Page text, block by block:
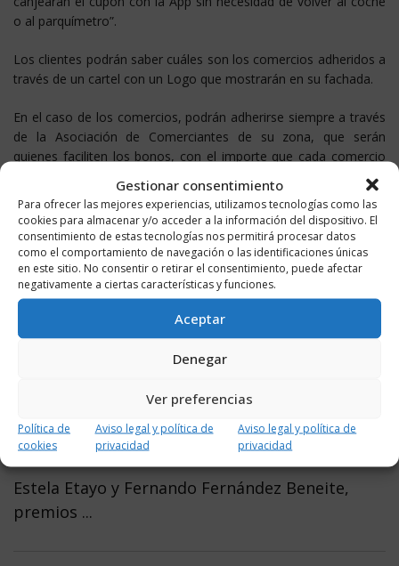
Gestionar consentimiento
Para ofrecer las mejores experiencias, utilizamos tecnologías como las
cookies para almacenar y/o acceder a la información del dispositivo. El
consentimiento de estas tecnologías nos permitirá procesar datos
como el comportamiento de navegación o las identificaciones únicas
en este sitio. No consentir o retirar el consentimiento, puede afectar
negativamente a ciertas características y funciones.
Aceptar
Denegar
Ver preferencias
Política de
cookies
Aviso legal y política de
privacidad
Aviso legal y política de
privacidad
o al parquímetro”.
Los clientes podrán saber cuáles son los comercios adheridos a
través de un cartel con un Logo que mostrarán en su fachada.
En el caso de los comercios, podrán adherirse siempre a través
de la Asociación de Comerciantes de su zona, que serán
quienes faciliten los bonos, con el importe que cada comercio
Me gusta
Compartir en WhatsApp
COMERCIO APARCAR LOGROÑO
Noticia anterior
Estela Etayo y Fernando Fernández Beneite,
premios ...